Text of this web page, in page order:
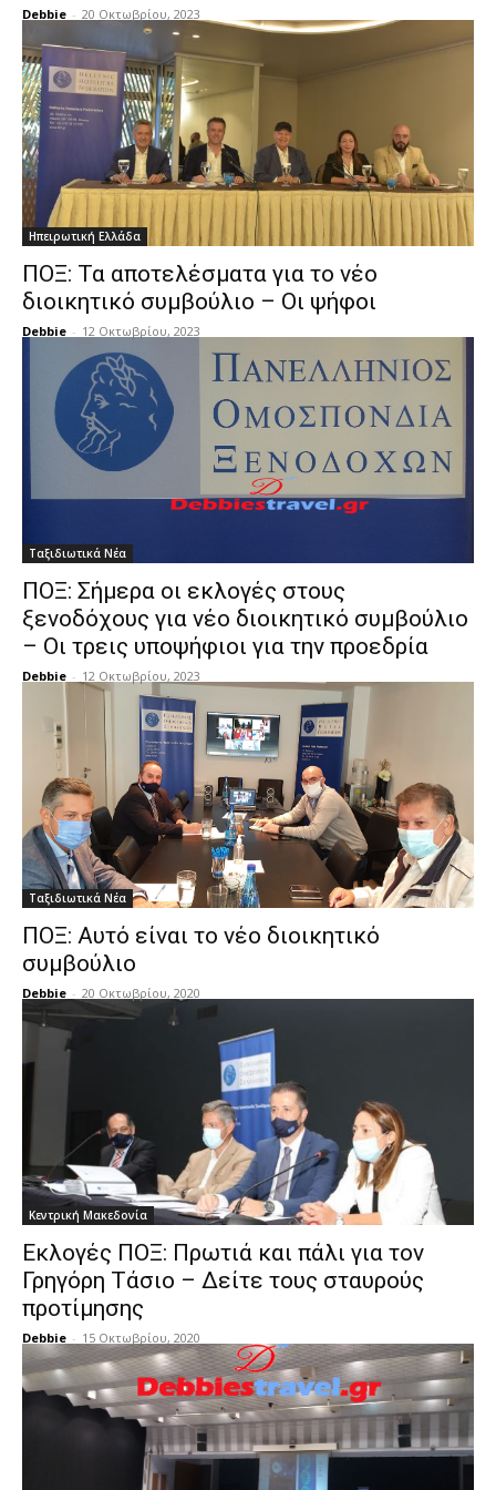
Debbie - 20 Οκτωβρίου, 2023
Ηπειρωτική Ελλάδα
ΠΟΞ: Τα αποτελέσματα για το νέο
διοικητικό συμβούλιο – Οι ψήφοι
Debbie - 12 Οκτωβρίου, 2023
Ταξιδιωτικά Νέα
ΠΟΞ: Σήμερα οι εκλογές στους
ξενοδόχους για νέο διοικητικό συμβούλιο
– Οι τρεις υποψήφιοι για την προεδρία
Debbie - 12 Οκτωβρίου, 2023
Ταξιδιωτικά Νέα
ΠΟΞ: Αυτό είναι το νέο διοικητικό
συμβούλιο
Debbie - 20 Οκτωβρίου, 2020
Κεντρική Μακεδονία
Εκλογές ΠΟΞ: Πρωτιά και πάλι για τον
Γρηγόρη Τάσιο – Δείτε τους σταυρούς
προτίμησης
Debbie - 15 Οκτωβρίου, 2020